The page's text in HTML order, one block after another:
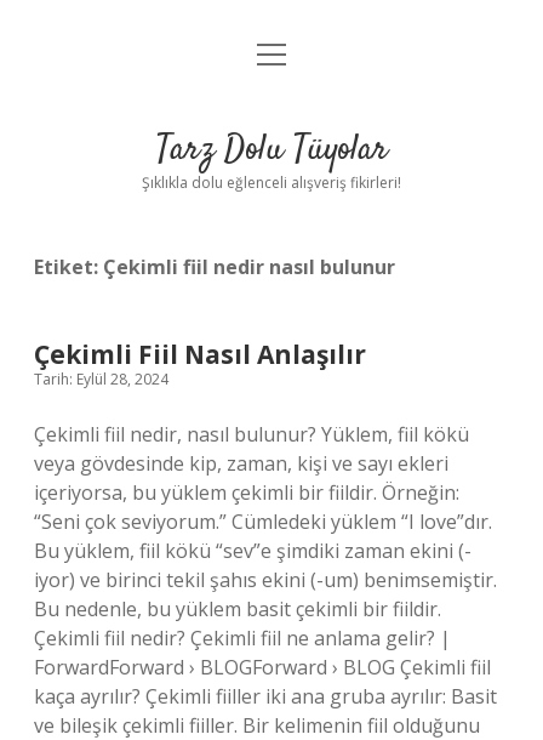
Anasayfa
Yasal Uyarı
menüyü
Tarz Dolu Tüyolar
Şıklıkla dolu eğlenceli alışveriş fikirleri!
Etiket: Çekimli fiil nedir nasıl bulunur
Çekimli Fiil Nasıl Anlaşılır
Tarih: Eylül 28, 2024
Çekimli fiil nedir, nasıl bulunur? Yüklem, fiil kökü
veya gövdesinde kip, zaman, kişi ve sayı ekleri
içeriyorsa, bu yüklem çekimli bir fiildir. Örneğin:
“Seni çok seviyorum.” Cümledeki yüklem “I love”dır.
Bu yüklem, fiil kökü “sev”e şimdiki zaman ekini (-
iyor) ve birinci tekil şahıs ekini (-um) benimsemiştir.
Bu nedenle, bu yüklem basit çekimli bir fiildir.
Çekimli fiil nedir? Çekimli fiil ne anlama gelir? |
ForwardForward › BLOGForward › BLOG Çekimli fiil
kaça ayrılır? Çekimli fiiller iki ana gruba ayrılır: Basit
ve bileşik çekimli fiiller. Bir kelimenin fiil olduğunu